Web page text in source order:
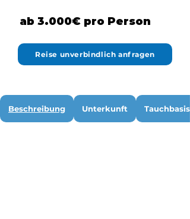
ab 3.000€ pro Person
Reise unverbindlich anfragen
Beschreibung Unterkunft Tauchbasis